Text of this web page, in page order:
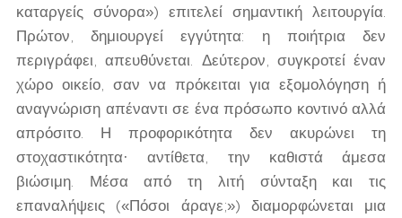
καταργείς σύνορα») επιτελεί σημαντική λειτουργία.
Πρώτον, δημιουργεί εγγύτητα: η ποιήτρια δεν
περιγράφει, απευθύνεται. Δεύτερον, συγκροτεί έναν
χώρο οικείο, σαν να πρόκειται για εξομολόγηση ή
αναγνώριση απέναντι σε ένα πρόσωπο κοντινό αλλά
απρόσιτο. Η προφορικότητα δεν ακυρώνει τη
στοχαστικότητα· αντίθετα, την καθιστά άμεσα
βιώσιμη. Μέσα από τη λιτή σύνταξη και τις
επαναλήψεις («Πόσοι άραγε;») διαμορφώνεται μια